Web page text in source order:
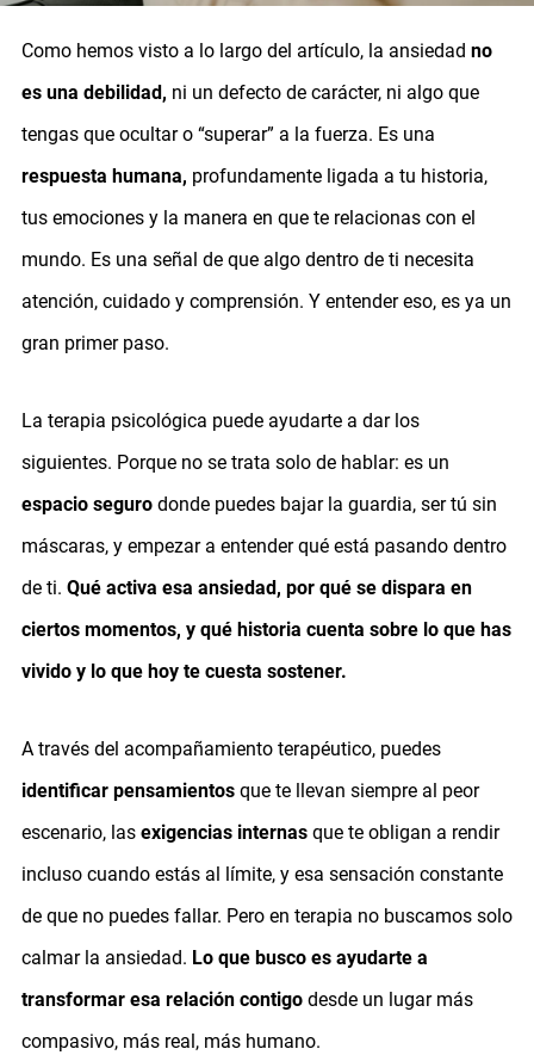
Como hemos visto a lo largo del artículo, la ansiedad no
es una debilidad, ni un defecto de carácter, ni algo que
tengas que ocultar o “superar” a la fuerza. Es una
respuesta humana, profundamente ligada a tu historia,
tus emociones y la manera en que te relacionas con el
mundo. Es una señal de que algo dentro de ti necesita
atención, cuidado y comprensión. Y entender eso, es ya un
gran primer paso.
La terapia psicológica puede ayudarte a dar los
siguientes. Porque no se trata solo de hablar: es un
espacio segurodonde puedes bajar la guardia, ser tú sin
máscaras, y empezar a entender qué está pasando dentro
de ti. Qué activa esa ansiedad, por qué se dispara en
ciertos momentos, y qué historia cuenta sobre lo que has
vivido y lo que hoy te cuesta sostener.
A través del acompañamiento terapéutico, puedes
identificar pensamientosque te llevan siempre al peor
escenario, las exigencias internasque te obligan a rendir
incluso cuando estás al límite, y esa sensación constante
de que no puedes fallar. Pero en terapia no buscamos solo
calmar la ansiedad. Lo que busco es ayudarte a
transformar esa relación contigodesde un lugar más
compasivo, más real, más humano.